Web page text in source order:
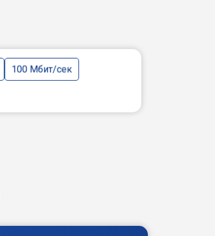
100 Мбит/сек